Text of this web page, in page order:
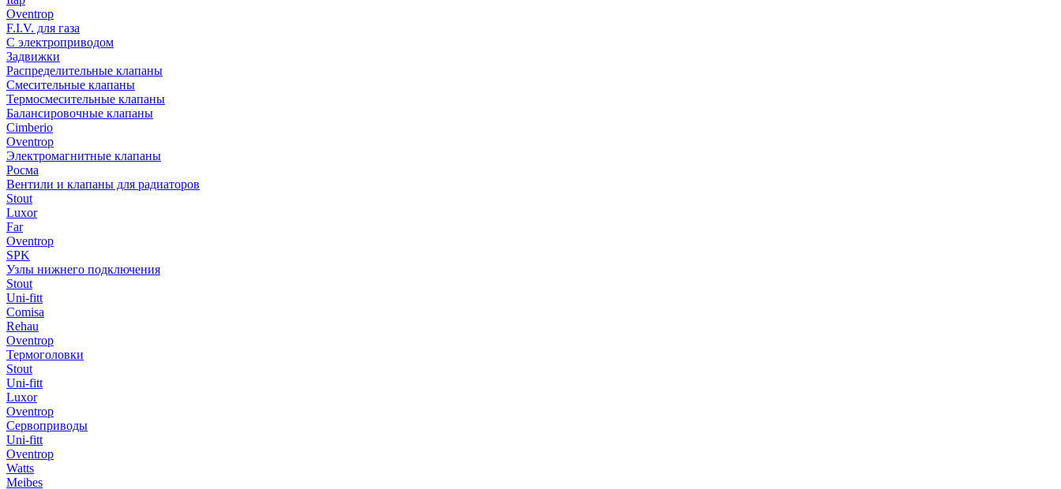
Oventrop
F.I.V. для газа
С электроприводом
Задвижки
Распределительные клапаны
Cмесительные клапаны
Термосмесительные клапаны
Балансировочные клапаны
Cimberio
Oventrop
Электромагнитные клапаны
Росма
Вентили и клапаны для радиаторов
Stout
Luxor
Far
Oventrop
SPK
Узлы нижнего подключения
Stout
Uni-fitt
Comisa
Rehau
Oventrop
Термоголовки
Stout
Uni-fitt
Luxor
Oventrop
Сервоприводы
Uni-fitt
Oventrop
Watts
Meibes